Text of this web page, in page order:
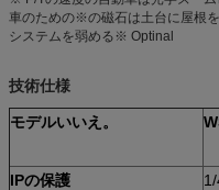
車のための※の磁石は土台に屋根
システムを弱める※ Optinal
技術仕様
モデルいいえ。
IPの保護